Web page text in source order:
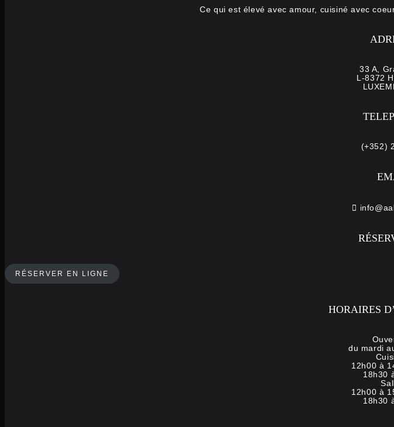
Ce qui est élevé avec amour, cuisiné avec
33 A,
L-8372
(+352)
RÉSERVER EN LIGNE
HORAIRES
du mardi
12h00 à
18h30
12h00 à
18h30